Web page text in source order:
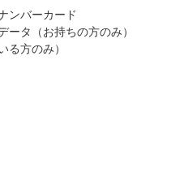
ンバーカード
ータ（お持ちの方のみ）
る方のみ）